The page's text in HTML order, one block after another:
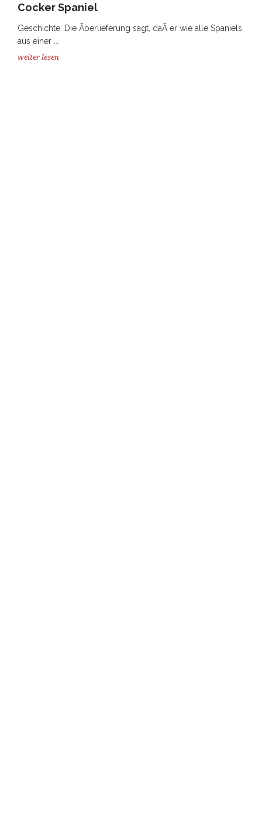
Cocker Spaniel
Geschichte: Die Ãberlieferung sagt, daÃ er wie alle Spaniels
aus einer ...
weiter lesen